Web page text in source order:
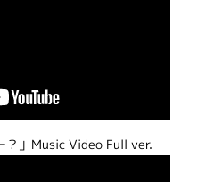
？」Music Video Full ver.